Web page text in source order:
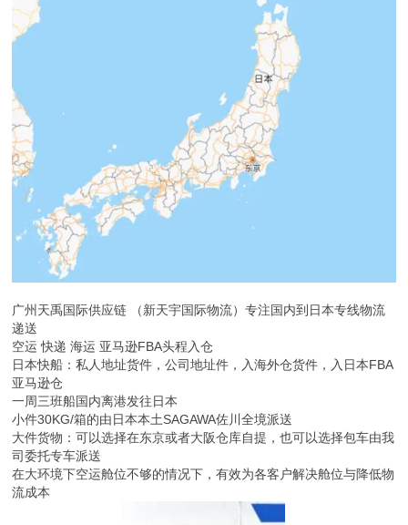
广州天禹国际供应链 （新天宇国际物流）专注国内到日本专线物流
递送
空运 快递 海运 亚马逊FBA头程入仓
日本快船：私人地址货件，公司地址件，入海外仓货件，入日本FBA
亚马逊仓
一周三班船国内离港发往日本
小件30KG/箱的由日本本土SAGAWA佐川全境派送
大件货物：可以选择在东京或者大阪仓库自提，也可以选择包车由我
司委托专车派送
在大环境下空运舱位不够的情况下，有效为各客户解决舱位与降低物
流成本